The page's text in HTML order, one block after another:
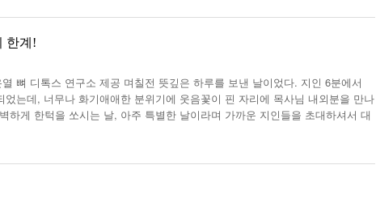
한계!
뼈 디톡스 연구소 제공 며칠전 뜻깊은 하루를 보낸 날이었다. 지인 6분에서
는데, 너무나 화기애애한 분위기에 웃음꽃이 핀 자리에 목사님 내외분을 만나
하게 한턱을 쏘시는 날, 아주 특별한 날이라며 가까운 지인들을 초대하셔서 대